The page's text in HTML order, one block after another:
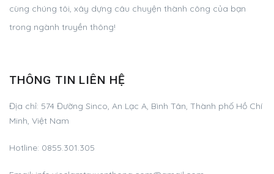
cùng chúng tôi, xây dựng câu chuyện thành công của bạn
trong ngành truyền thông!
THÔNG TIN LIÊN HỆ
Địa chỉ: 574 Đường Sinco, An Lạc A, Bình Tân, Thành phố Hồ Chí
Minh, Việt Nam
Hotline: 0855.301.305